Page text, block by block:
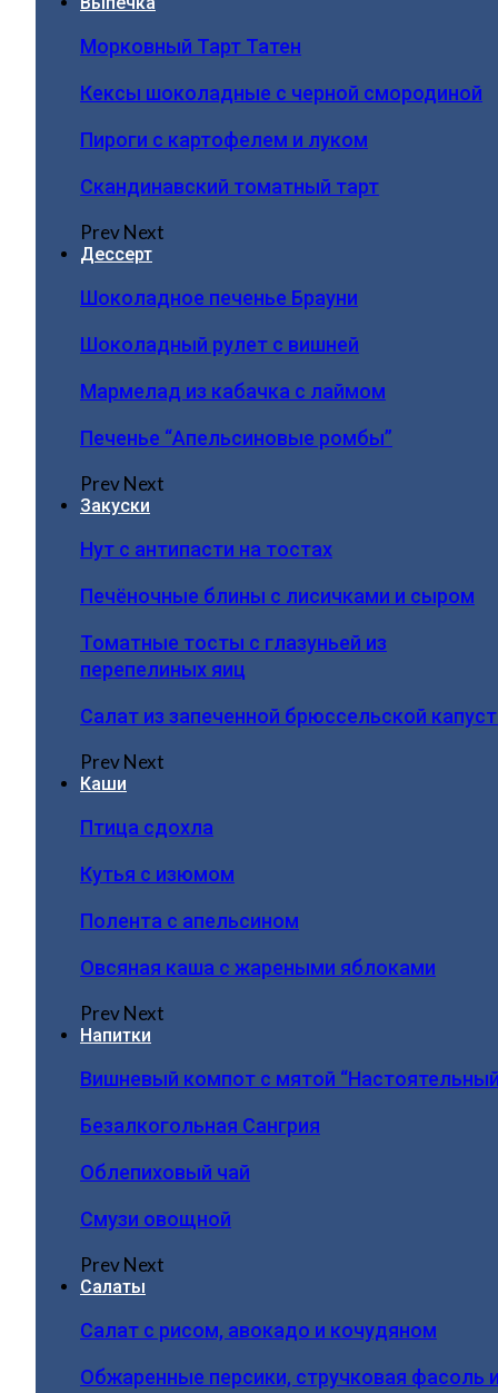
Морковный Тарт Татен
Кексы шоколадные с черной смородиной
Пироги c картофелем и луком
Скандинавский томатный тарт
PrevNext
Дессерт
Шоколадное печенье Брауни
Шоколадный рулет с вишней
Мармелад из кабачка с лаймом
Печенье “Апельсиновые ромбы”
PrevNext
Закуски
Нут с антипасти на тостах
Печёночные блины с лисичками и сыром
Томатные тосты с глазуньей из
перепелиных яиц
Салат из запеченной брюссельской
PrevNext
Каши
Птица сдохла
Кутья с изюмом
Полента с апельсином
Овсяная каша с жареными яблоками
PrevNext
Напитки
Вишневый компот с мятой
Безалкогольная Сангрия
Облепиховый чай
Смузи овощной
PrevNext
Салаты
Салат с рисом, авокадо и кочудяном
Обжаренные персики, стручковая фасоль